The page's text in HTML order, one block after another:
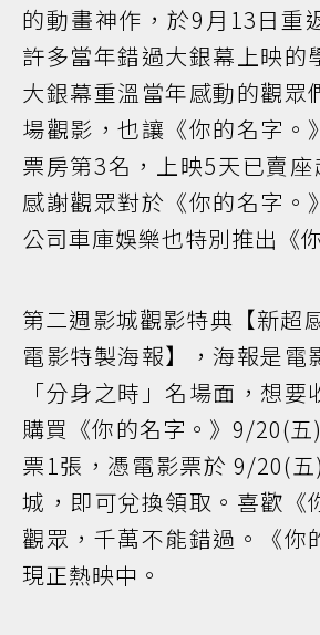
的動畫神作，於9月13日重
許多當年錯過大銀幕上映的
大銀幕重溫當年感動的觀眾
場觀影，也讓《你的名字。
票房第3名，上映5天已賣
感謝觀眾對於《你的名字。
公司車庫娛樂也特別推出《
第二週影城觀影特典【新超
電影特製海報】，海報是電
「分身之時」名場面，想
購買《你的名字。》9/20(
票1張，憑電影票於 9/20(
城，即可兌換領取。喜歡《
觀眾，千萬不能錯過。《你
現正熱映中。